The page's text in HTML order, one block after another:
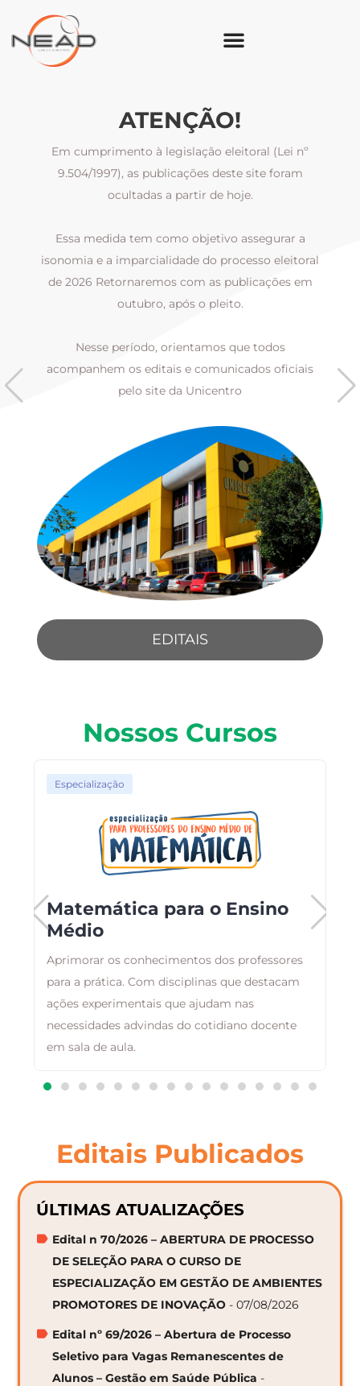
ATENÇÃO!
Em cumprimento à legislação eleitoral (Lei nº
9.504/1997), as publicações deste site foram
ocultadas a partir de hoje.
Essa medida tem como objetivo assegurar a
isonomia e a imparcialidade do processo eleitoral
de 2026 Retornaremos com as publicações em
outubro, após o pleito.
Nesse período, orientamos que todos
acompanhem os editais e comunicados oficiais
pelo site da Unicentro
EDITAIS
Nossos Cursos
Especialização
Matemática para o Ensino
Médio
Aprimorar os conhecimentos dos professores
para a prática. Com disciplinas que destacam
ações experimentais que ajudam nas
necessidades advindas do cotidiano docente
em sala de aula.
Editais Publicados
ÚLTIMAS ATUALIZAÇÕES
Edital n 70/2026 – ABERTURA DE PROCESSO
DE SELEÇÃO PARA O CURSO DE
ESPECIALIZAÇÃO EM GESTÃO DE AMBIENTES
PROMOTORES DE INOVAÇÃO - 07/08/2026
Edital nº 69/2026 – Abertura de Processo
Seletivo para Vagas Remanescentes de
Alunos – Gestão em Saúde Pública -